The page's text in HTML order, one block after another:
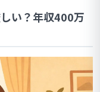
い？年収400万